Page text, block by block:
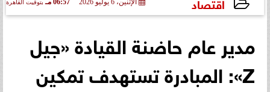
الإثنين، 6 يوليو 2026 06:57 مـ بتوقيت القاهرة
مدير عام حاضنة القيادة «جيل
Z»: المبادرة تستهدف تمكين